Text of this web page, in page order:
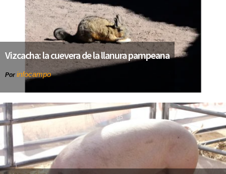
Vizcacha: la cuevera de la llanura pampeana
Por infocampo